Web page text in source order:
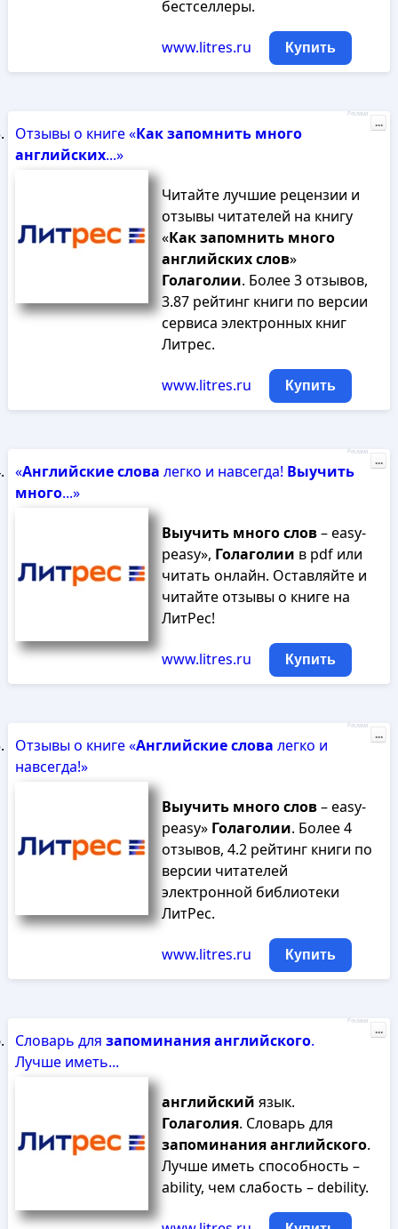
бестселлеры.
www.litres.ru Купить
Отзывы о книге «Какзапомнить много
английских...»
Читайте лучшие рецензии и
отзывы читателей на книгу
«Какзапомнить много
английскихслов»
Голаголии. Более 3 отзывов,
3.87 рейтинг книги по версии
сервиса электронных книг
Литрес.
www.litres.ru Купить
Реклама
...
«Английскиеслова легко и навсегда! Выучить
много...»
Выучить многослов– easy-
peasy», Голаголии в pdf или
читать онлайн. Оставляйте и
читайте отзывы о книге на
ЛитРес!
www.litres.ru Купить
Реклама
...
Отзывы о книге «Английскиеслова легко и
навсегда!»
Выучить многослов– easy-
peasy» Голаголии. Более 4
отзывов, 4.2 рейтинг книги по
версии читателей
электронной библиотеки
ЛитРес.
www.litres.ru Купить
Реклама
...
Словарь для запоминанияанглийского.
Лучше иметь...
английский язык.
Голаголия. Словарь для
запоминанияанглийского.
Лучше иметь способность –
ability, чем слабость – debility.
Реклама
...